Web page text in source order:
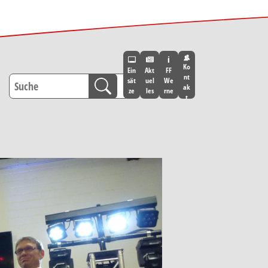
Ein
sät
ze
Akt
uel
les
FF
We
rne
Ko
nt
ak
t